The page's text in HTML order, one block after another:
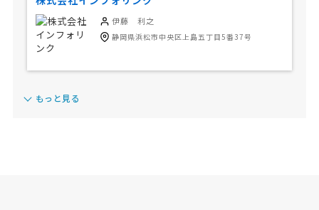
伊藤 利之
静岡県浜松市中央区上島五丁目5番37号
もっと見る